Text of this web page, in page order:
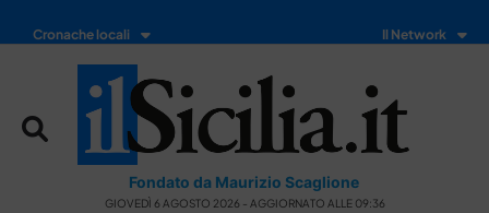
Cronache locali Il Network
Fondato da Maurizio Scaglione
GIOVEDÌ 6 AGOSTO 2026 - AGGIORNATO ALLE 09:36